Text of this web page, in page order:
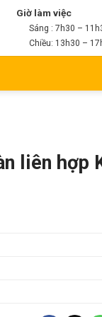
Giờ làm việc
Sáng : 7h30 –
Chiều: 13h30 –
liên hợp